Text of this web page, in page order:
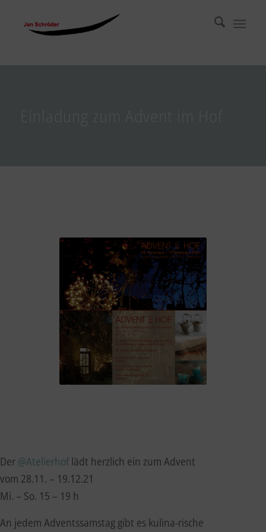
Der @Atelierhoflädt herzlich ein zum Advent
vom 28.11. – 19.12.21
Mi. – So. 15 – 19 h
An jedem Adventssamstag gibt es kulina-rische